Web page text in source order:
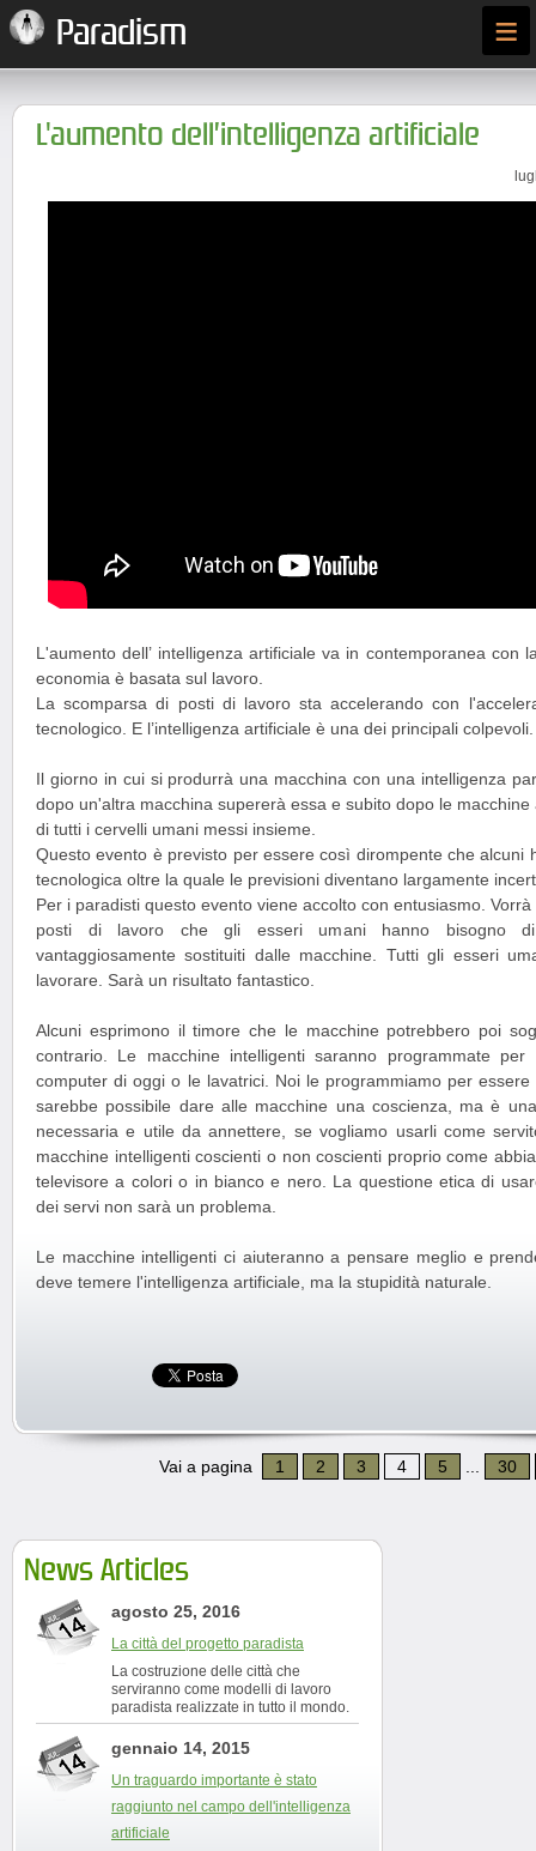
Paradism ≡
L'aumento dell’intelligenza artificiale
L'aumento dell’ intelligenza artificiale va in contemporanea con
economia è basata sul lavoro.
La scomparsa di posti di lavoro sta accelerando con
tecnologico. E l’intelligenza artificiale è una dei principali colpevoli.
Il giorno in cui si produrrà una macchina con una intelligenza
dopo un'altra macchina supererà essa e subito dopo le
di tutti i cervelli umani messi insieme.
Questo evento è previsto per essere così dirompente che alcuni
tecnologica oltre la quale le previsioni diventano largamente
Per i paradisti questo evento viene accolto con entusiasmo.
posti di lavoro che gli esseri umani hanno bisogno
vantaggiosamente sostituiti dalle macchine. Tutti gli esseri
lavorare. Sarà un risultato fantastico.
Alcuni esprimono il timore che le macchine potrebbero poi
contrario. Le macchine intelligenti saranno programmate
computer di oggi o le lavatrici. Noi le programmiamo per
sarebbe possibile dare alle macchine una coscienza, ma è
necessaria e utile da annettere, se vogliamo usarli come
macchine intelligenti coscienti o non coscienti proprio come
televisore a colori o in bianco e nero. La questione etica di
dei servi non sarà un problema.
Le macchine intelligenti ci aiuteranno a pensare meglio e
deve temere l'intelligenza artificiale, ma la stupidità naturale.
Vai a pagina 1 2 3 4 5 30
News Articles
agosto 25, 2016
La città del progetto paradista
La costruzione delle città che
serviranno come modelli di lavoro
paradista realizzate in tutto il mondo.
gennaio 14, 2015
Un traguardo importante è stato
raggiunto nel campo dell'intelligenza
artificiale